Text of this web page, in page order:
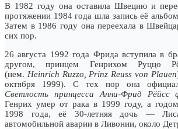
В 1982 году она оставила Швецию и
протяжении 1984 года шла запись её
Затем в 1986 году она переехала в
сих пор.
26 августа 1992 года Фрида вступила в
другом, принцем Генрихом Руццо
(нем. Heinrich Ruzzo, Prinz Reuss von Plauen
октября 1999). С тех пор она
Светлость принцесса Анни-Фрид Рёйсс
Генрих умер от рака в 1999 году, а
1998 года, её 30-летняя дочь —
автомобильной аварии в Ливонии, около